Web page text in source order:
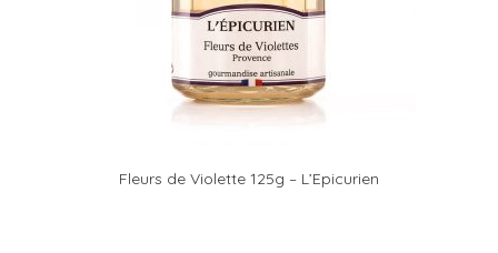
Fleurs de Violette 125g – L’Epicurien